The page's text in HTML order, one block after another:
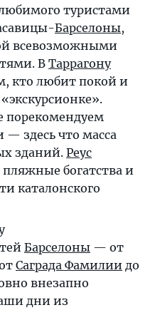
туристами
Барселоны,
всевозможными
В Таррагону
кто любит покой и
порекомендуем
здесь что масса
зданий. Реус
богатства и
каталонского
Барселоны — от
Саграда Фамилии до
внезапно
дни из